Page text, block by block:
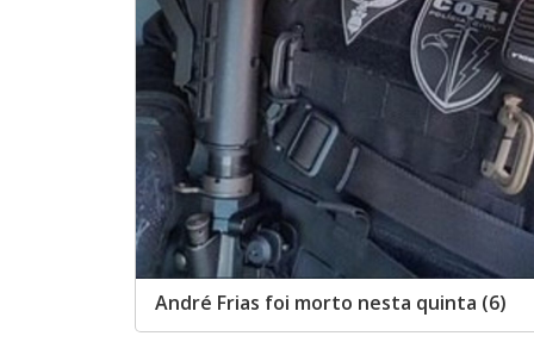
André Frias foi morto nesta quinta (6)